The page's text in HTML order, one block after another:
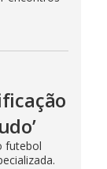
futebol